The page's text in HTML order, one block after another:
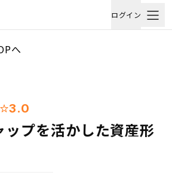
ログイン
へ
3.0
ップを活かした資産形